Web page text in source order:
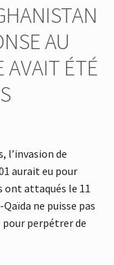
AU
AVAIT ÉTÉ
l’invasion de
aurait eu pour
ont attaqués le 11
ne puisse pas
pour perpétrer de